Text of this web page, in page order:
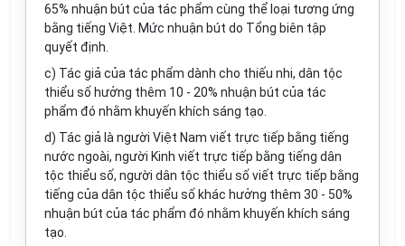
65% nhuận bút của tác phẩm cùng thể loại tương ứng
bằng tiếng Việt. Mức nhuận bút do Tổng biên tập
quyết định.
c) Tác giả của tác phẩm dành cho thiếu nhi, dân tộc
thiểu số hưởng thêm 10 - 20% nhuận bút của tác
phẩm đó nhằm khuyến khích sáng tạo.
d) Tác giả là người Việt Nam viết trực tiếp bằng tiếng
nước ngoài, người Kinh viết trực tiếp bằng tiếng dân
tộc thiểu số, người dân tộc thiểu số viết trực tiếp bằng
tiếng của dân tộc thiểu số khác hưởng thêm 30 - 50%
nhuận bút của tác phẩm đó nhằm khuyến khích sáng
tạo.